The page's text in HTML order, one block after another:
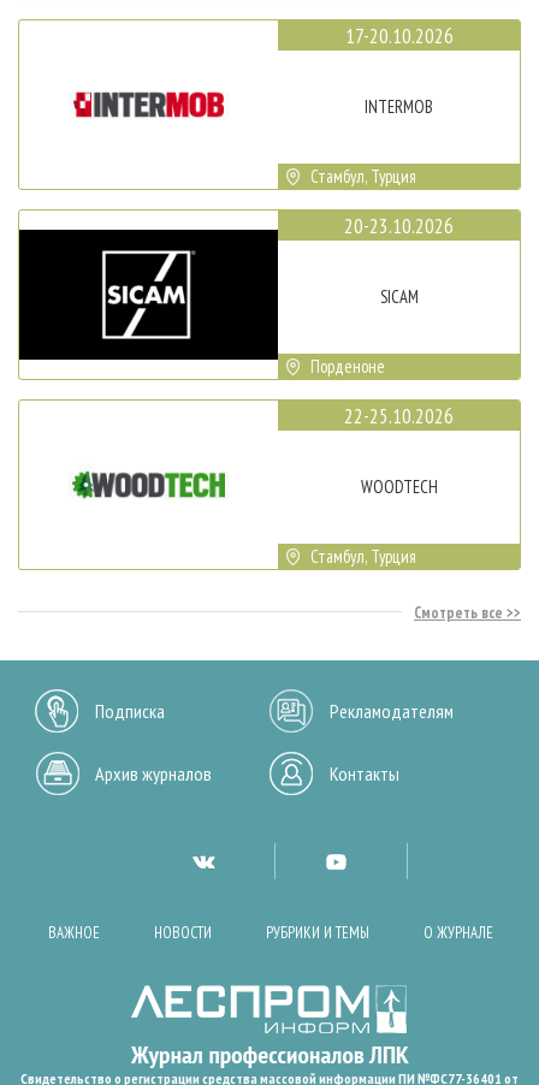
17-20.10.2026
INTERMOB
Стамбул, Турция
20-23.10.2026
SICAM
Порденоне
22-25.10.2026
WOODTECH
Стамбул, Турция
Смотреть все
Подписка Рекламодателям
Архив журналов Контакты
ВАЖНОЕ НОВОСТИ РУБРИКИ И ТЕМЫ О ЖУРНАЛЕ
Свидетельство о регистрации средства массовой информации ПИ №ФС77-36401 от